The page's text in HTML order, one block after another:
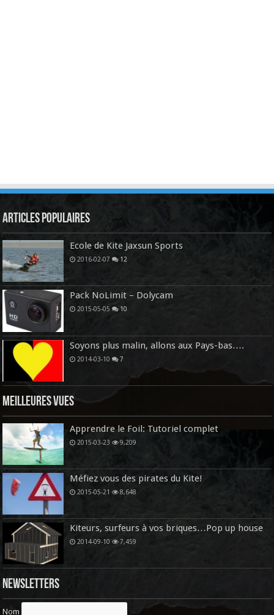
Articles Populaires
Ecole de Kite Jaxsun Sports
2016-02-07 12
Pack NoLimit – Dolycam
2015-05-05 10
Soyons plus malin, allons aux Pays-bas….
2014-03-10 7
Meilleures vues
Apprendre le Foil: Tutoriel complet
2015-03-23 9,209
Méfiez vous des pirates du Kite!
2015-05-21 8,648
Kiteurs, surfeurs à vos briques…Pop up house
2014-09-10 7,459
Newsletters
Nom